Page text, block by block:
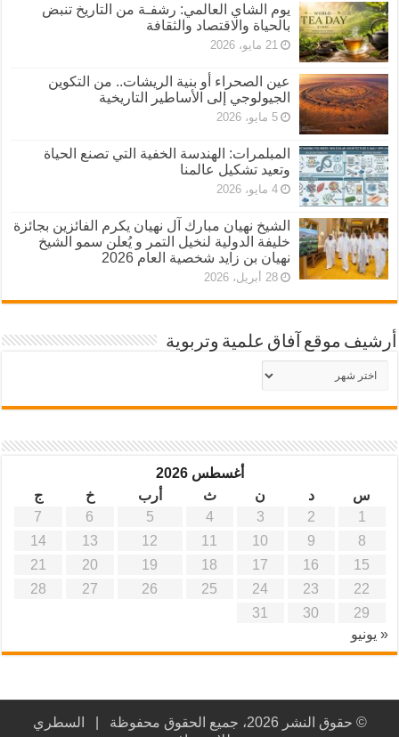
يوم الشاي العالمي: رشفـة من التاريخ تنبض
بالحياة والاقتصاد والثقافة
21 مايو، 2026
عين الصحراء أو بنية الريشات.. من التكوين
الجيولوجي إلى الأساطير التاريخية
5 مايو، 2026
المبلمرات: الهندسة الخفية التي تصنع الحياة
وتعيد تشكيل عالمنا
4 مايو، 2026
الشيخ نهيان مبارك آل نهيان يكرم الفائزين بجائزة
خليفة الدولية لنخيل التمر و يُعلن سمو الشيخ
نهيان بن زايد شخصية العام 2026
28 أبريل، 2026
أرشيف موقع آفاق علمية وتربوية
أرشيف
موقع
آفاق
أغسطس 2026
س
د ن ث أرب خ
ج
1
2
3
4
5
6
7
8
9
10
11
12
13
14
15
16
17
18
19
20
21
22
23
24
25
26
27
28
29
30
31
« يونيو
© حقوق النشر 2026، جميع الحقوق محفوظة |
السطري